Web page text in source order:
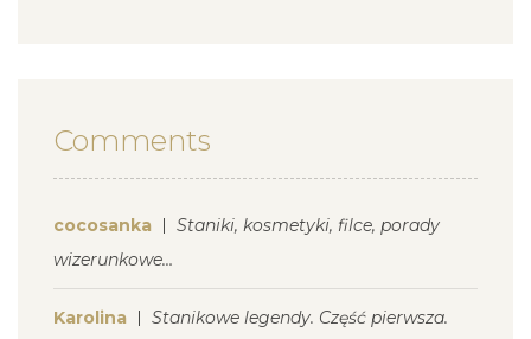
Comments
cocosanka
Staniki, kosmetyki, filce, porady
wizerunkowe…
Karolina Stanikowe legendy. Część pierwsza.